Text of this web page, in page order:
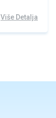
Više Detalja